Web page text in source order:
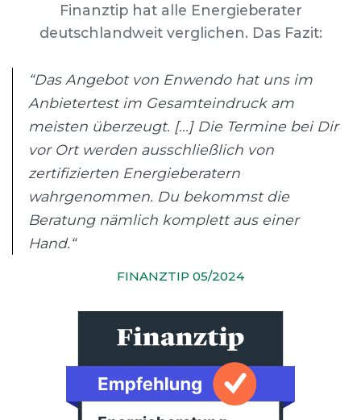
Finanztip hat alle Energieberater
deutschlandweit verglichen. Das Fazit:
“Das Angebot von Enwendo hat uns im
Anbietertest im Gesamteindruck am
meisten überzeugt. [...] Die Termine bei Dir
vor Ort werden ausschließlich von
zertifizierten Energieberatern
wahrgenommen. Du bekommst die
Beratung nämlich komplett aus einer
Hand.“
FINANZTIP 05/2024